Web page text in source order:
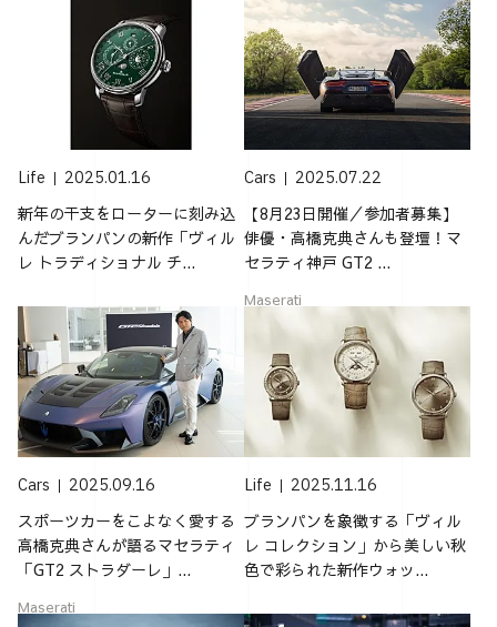
Life 2025.01.16
新年の干支をローターに刻み込
んだブランパンの新作「ヴィル
レ トラディショナル チ...
Cars 2025.07.22
【8月23日開催／参加者募集】
俳優・高橋克典さんも登壇！マ
セラティ神戸 GT2 ...
Maserati
Cars 2025.09.16
スポーツカーをこよなく愛する
高橋克典さんが語るマセラティ
「GT2 ストラダーレ」...
Maserati
Life 2025.11.16
ブランパンを象徴する「ヴィル
レ コレクション」から美しい秋
色で彩られた新作ウォッ...